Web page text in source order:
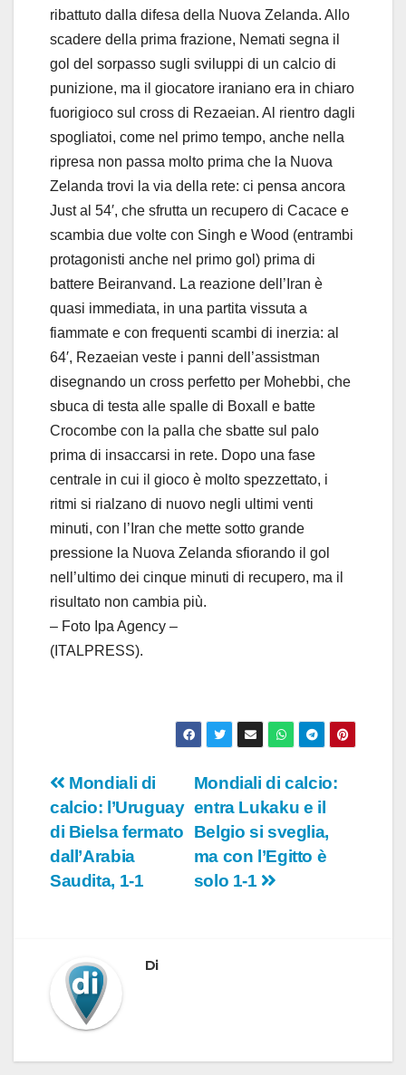
ribattuto dalla difesa della Nuova Zelanda. Allo
scadere della prima frazione, Nemati segna il
gol del sorpasso sugli sviluppi di un calcio di
punizione, ma il giocatore iraniano era in chiaro
fuorigioco sul cross di Rezaeian. Al rientro dagli
spogliatoi, come nel primo tempo, anche nella
ripresa non passa molto prima che la Nuova
Zelanda trovi la via della rete: ci pensa ancora
Just al 54′, che sfrutta un recupero di Cacace e
scambia due volte con Singh e Wood (entrambi
protagonisti anche nel primo gol) prima di
battere Beiranvand. La reazione dell’Iran è
quasi immediata, in una partita vissuta a
fiammate e con frequenti scambi di inerzia: al
64′, Rezaeian veste i panni dell’assistman
disegnando un cross perfetto per Mohebbi, che
sbuca di testa alle spalle di Boxall e batte
Crocombe con la palla che sbatte sul palo
prima di insaccarsi in rete. Dopo una fase
centrale in cui il gioco è molto spezzettato, i
ritmi si rialzano di nuovo negli ultimi venti
minuti, con l’Iran che mette sotto grande
pressione la Nuova Zelanda sfiorando il gol
nell’ultimo dei cinque minuti di recupero, ma il
risultato non cambia più.
– Foto Ipa Agency –
(ITALPRESS).
Navigazione
articoli
Mondiali di calcio:
entra Lukaku e il
Belgio si sveglia,
ma con l’Egitto è
solo 1-1
Mondiali di
calcio: l’Uruguay
di Bielsa fermato
dall’Arabia
Saudita, 1-1
Di